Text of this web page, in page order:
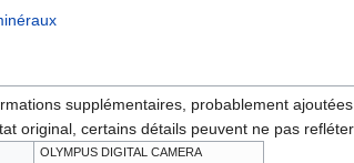
supplémentaires, probablement
original, certains détails peuvent ne pas
OLYMPUS DIGITAL CAMERA